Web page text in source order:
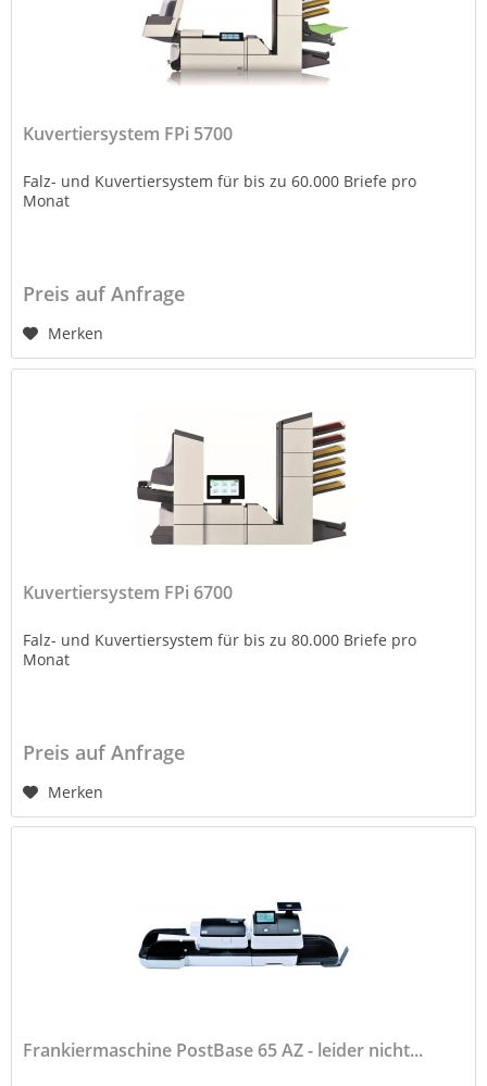
Kuvertiersystem FPi 5700
Falz- und Kuvertiersystem für bis zu 60.000 Briefe pro
Monat
Preis auf Anfrage
Merken
Kuvertiersystem FPi 6700
Falz- und Kuvertiersystem für bis zu 80.000 Briefe pro
Monat
Preis auf Anfrage
Merken
Frankiermaschine PostBase 65 AZ - leider nicht...